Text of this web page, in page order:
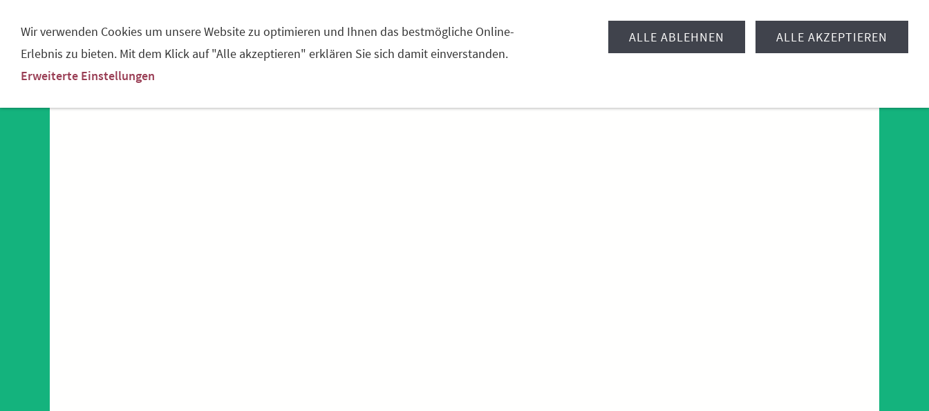
Wir verwenden Cookies um unsere Website zu optimieren und Ihnen das bestmögliche Online-
Erlebnis zu bieten. Mit dem Klick auf "Alle akzeptieren" erklären Sie sich damit einverstanden.
Erweiterte Einstellungen
ALLE AKZEPTIEREN
ALLE ABLEHNEN